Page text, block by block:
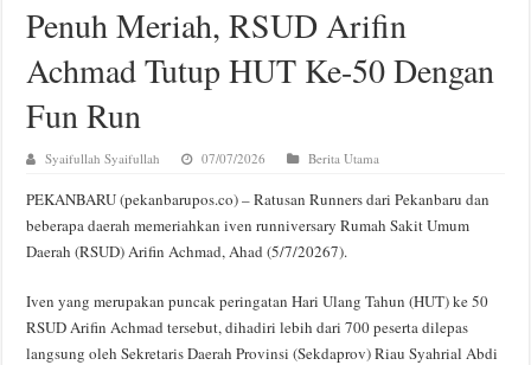
Penuh Meriah, RSUD Arifin
Achmad Tutup HUT Ke-50 Dengan
Fun Run
Syaifullah Syaifullah 07/07/2026 Berita Utama
PEKANBARU (pekanbarupos.co) – Ratusan Runners dari Pekanbaru dan
beberapa daerah memeriahkan iven runniversary Rumah Sakit Umum
Daerah (RSUD) Arifin Achmad, Ahad (5/7/20267).
Iven yang merupakan puncak peringatan Hari Ulang Tahun (HUT) ke 50
RSUD Arifin Achmad tersebut, dihadiri lebih dari 700 peserta dilepas
langsung oleh Sekretaris Daerah Provinsi (Sekdaprov) Riau Syahrial Abdi